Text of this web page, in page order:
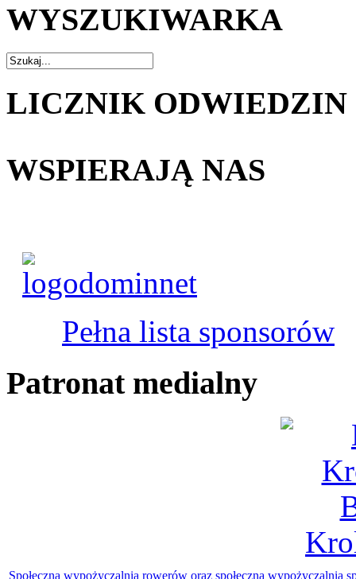
WYSZUKIWARKA
LICZNIK ODWIEDZIN
WSPIERAJĄ NAS
Pełna lista sponsorów
Patronat medialny
Społeczna wypożyczalnia rowerów oraz społeczna wypożyczalnia